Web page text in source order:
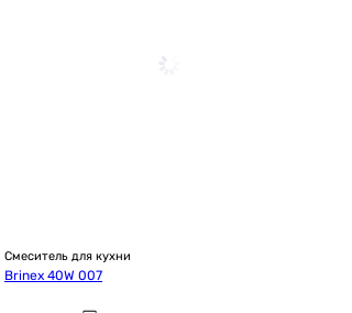
Смеситель для кухни
Brinex 40W 007